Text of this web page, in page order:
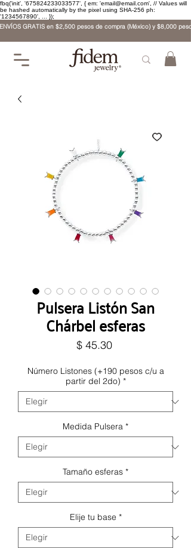
fbq('init', '675824233033577', { em: 'email@email.com', // Values will
be hashed automatically by the pixel using SHA-256 ph:
'1234567890', ... });
ENVÍOS GRATIS en $2,500 pesos de compra (México) y $8,000
Pulsera Listón San
Chárbel esferas
$ 45.30Precio
Número Listones (+190 pesos c/u a
partir del 2do) *
Medida Pulsera *
Tamaño esferas *
Elije tu base *